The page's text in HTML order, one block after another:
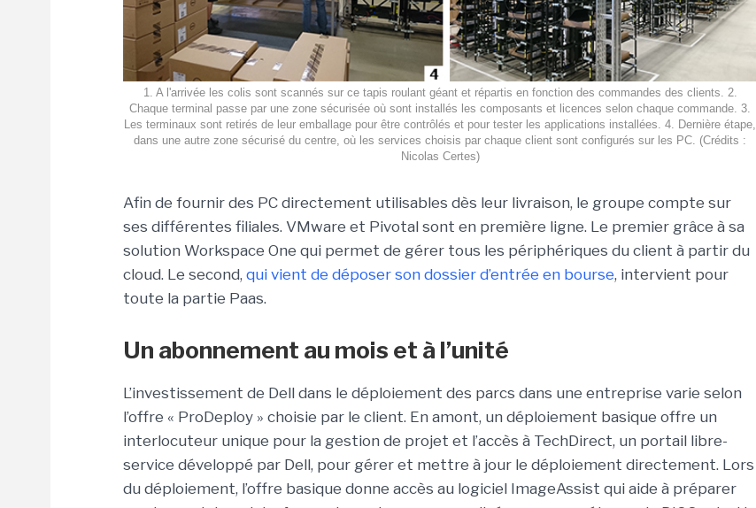
1. A l'arrivée les colis sont scannés sur ce tapis roulant géant et répartis en fonction des commandes des clients. 2.
Chaque terminal passe par une zone sécurisée où sont installés les composants et licences selon chaque commande. 3.
Les terminaux sont retirés de leur emballage pour être contrôlés et pour tester les applications installées. 4. Dernière étape,
dans une autre zone sécurisé du centre, où les services choisis par chaque client sont configurés sur les PC. (Crédits :
Nicolas Certes)
Afin de fournir des PC directement utilisables dès leur livraison, le groupe compte sur
ses différentes filiales. VMware et Pivotal sont en première ligne. Le premier grâce à sa
solution Workspace One qui permet de gérer tous les périphériques du client à partir du
cloud. Le second, qui vient de déposer son dossier d’entrée en bourse, intervient pour
toute la partie Paas.
Un abonnement au mois et à l’unité
L’investissement de Dell dans le déploiement des parcs dans une entreprise varie selon
l’offre « ProDeploy » choisie par le client. En amont, un déploiement basique offre un
interlocuteur unique pour la gestion de projet et l’accès à TechDirect, un portail libre-
service développé par Dell, pour gérer et mettre à jour le déploiement directement. Lors
du déploiement, l’offre basique donne accès au logiciel ImageAssist qui aide à préparer